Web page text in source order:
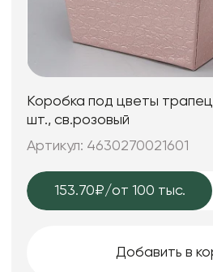
Коробка под цветы
шт., св.розовый
Артикул: 4630270021601
153.70₽/от 100 тыс.
Добавить в